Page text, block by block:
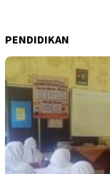
PENDIDIKAN